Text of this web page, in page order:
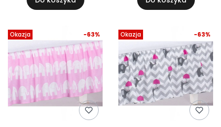
Okazja -63% Okazja -63%